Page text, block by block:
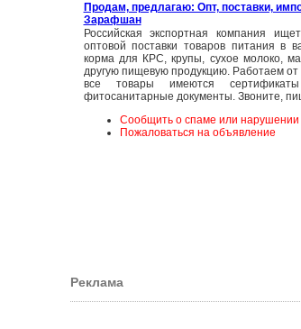
Продам, предлагаю: Опт, поставки,
Зарафшан
Российская экспортная компания
оптовой поставки товаров питания в
корма для КРС, крупы, сухое молоко,
другую пищевую продукцию. Работаем
все товары имеются
фитосанитарные документы. Звоните,
Сообщить о спаме или нарушении
Пожаловаться на объявление
Реклама